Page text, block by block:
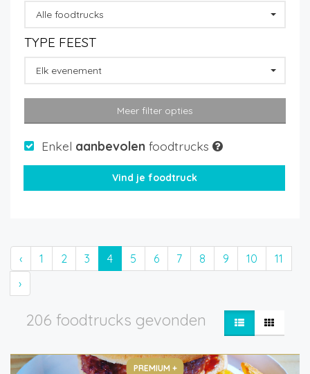
Alle foodtrucks
TYPE FEEST
Elk evenement
Meer filter opties
Enkel aanbevolen foodtrucks
‹ 1 2 3 4 5 6 7 8 9 10
11
›
206 foodtrucks gevonden
PREMIUM +